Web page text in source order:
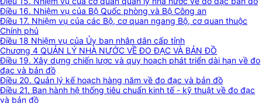
Điều 16. Nhiệm vụ của Bộ Quốc phòng và Bộ Công an
Điều 17. Nhiệm vụ của các Bộ, cơ quan ngang Bộ, cơ quan thuộc
Chính phủ
Điều 18 Nhiệm vụ của Ủy ban nhân dân cấp tỉnh
Chương 4 QUẢN LÝ NHÀ NƯỚC VỀ ĐO ĐẠC VÀ BẢN ĐỒ
Điều 19. Xây dựng chiến lược và quy hoạch phát triển dài hạn về đo
đạc và bản đồ
Điều 20. Quản lý kế hoạch hàng năm về đo đạc và bản đồ
Điều 21. Ban hành hệ thống tiêu chuẩn kinh tế - kỹ thuật về đo đạc
và bản đồ